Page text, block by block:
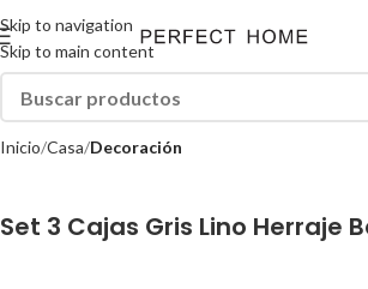
Skip to navigation
Skip to main content
Inicio Casa Decoración
Set 3 Cajas Gris Lino Herraje